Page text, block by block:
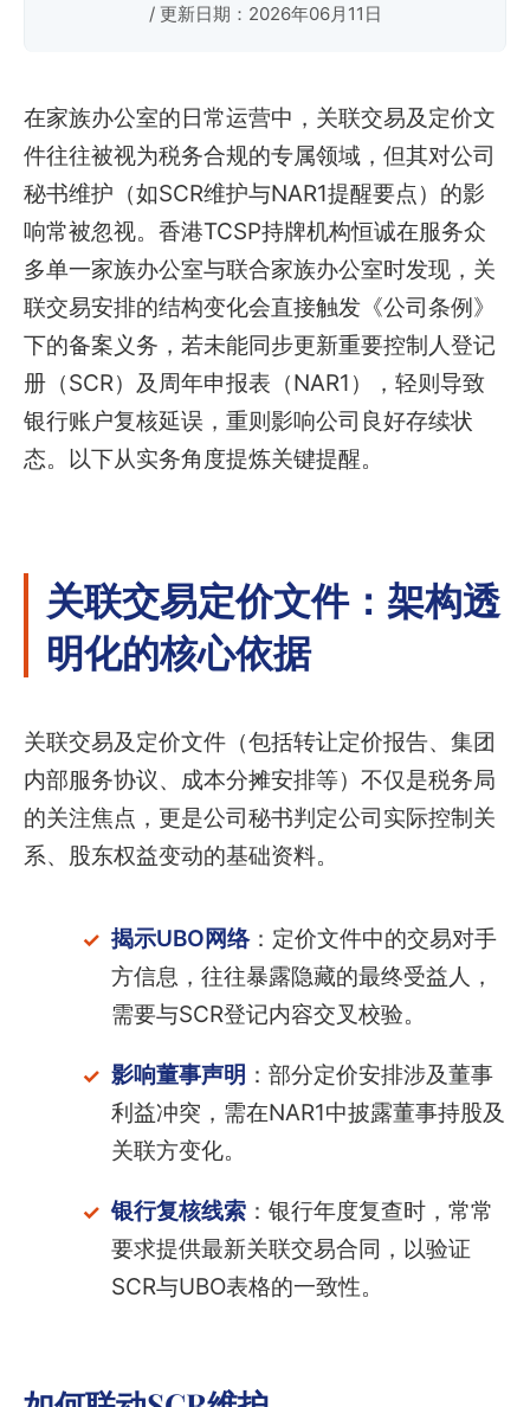
/ 更新日期：2026年06月11日
在家族办公室的日常运营中，关联交易及定价文
件往往被视为税务合规的专属领域，但其对公司
秘书维护（如SCR维护与NAR1提醒要点）的影
响常被忽视。香港TCSP持牌机构恒诚在服务众
多单一家族办公室与联合家族办公室时发现，关
联交易安排的结构变化会直接触发《公司条例》
下的备案义务，若未能同步更新重要控制人登记
册（SCR）及周年申报表（NAR1），轻则导致
银行账户复核延误，重则影响公司良好存续状
态。以下从实务角度提炼关键提醒。
关联交易定价文件：架构透
明化的核心依据
关联交易及定价文件（包括转让定价报告、集团
内部服务协议、成本分摊安排等）不仅是税务局
的关注焦点，更是公司秘书判定公司实际控制关
系、股东权益变动的基础资料。
揭示UBO网络：定价文件中的交易对手
方信息，往往暴露隐藏的最终受益人，
需要与SCR登记内容交叉校验。
影响董事声明 ：部分定价安排涉及董事
利益冲突，需在NAR1中披露董事持股及
关联方变化。
银行复核线索：银行年度复查时，常常
要求提供最新关联交易合同，以验证
SCR与UBO表格的一致性。